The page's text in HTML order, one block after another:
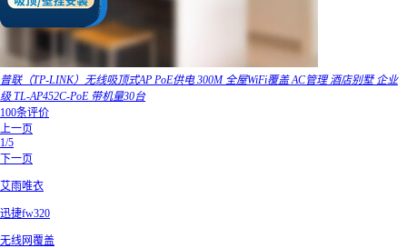
普联（TP-LINK）无线吸顶式AP PoE供电 300M 全屋WiFi覆盖 AC管理 酒店别墅 企业
级 TL-AP452C-PoE 带机量30台
100条评价
上一页
1/5
下一页
艾雨唯衣
迅捷fw320
无线网覆盖